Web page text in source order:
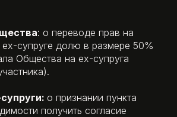
: о переводе прав на
супруге долю в размере 50%
Общества на ех-супруга
о признании пункта
получить согласие